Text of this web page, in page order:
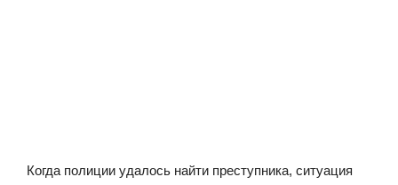
Когда полиции удалось найти преступника, ситуация